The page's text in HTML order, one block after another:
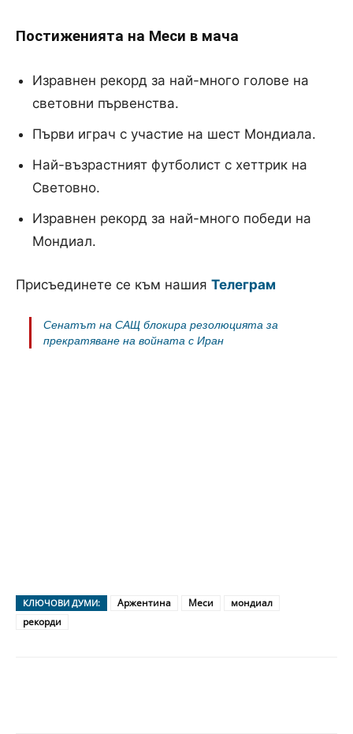
Постиженията на Меси в мача
Изравнен рекорд за най-много голове на
световни първенства.
Първи играч с участие на шест Мондиала.
Най-възрастният футболист с хеттрик на
Световно.
Изравнен рекорд за най-много победи на
Мондиал.
Присъединете се към нашия Телеграм
Сенатът на САЩ блокира резолюцията за
прекратяване на войната с Иран
КЛЮЧОВИ ДУМИ: Аржентина Меси
мондиал
рекорди